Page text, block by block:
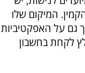
המיקום שלו
גם על האפקטיביות
לקחת בחשבון